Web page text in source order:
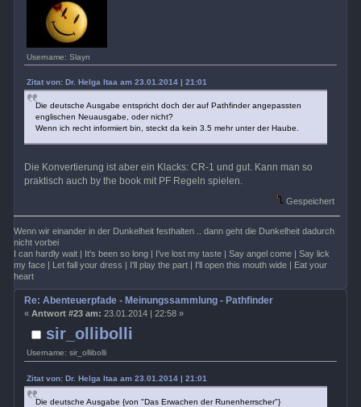
Username: Slayn
Zitat von: Dr. Helga Itaa am 23.01.2014 | 21:01
Die deutsche Ausgabe entspricht doch der auf Pathfinder angepassten
englischen Neuausgabe, oder nicht?
Wenn ich recht informiert bin, steckt da kein 3.5 mehr unter der Haube.
Die Konvertierung ist aber ein Klacks: CR-1 und gut. Kann man so
praktisch auch by the book mit PF Regeln spielen.
Gespeichert
Wenn wir einander in der Dunkelheit festhalten .. dann geht die Dunkelheit dadurch
nicht vorbei
I can hardly wait | It's been so long | I've lost my taste | Say angel come | Say lick
my face | Let fall your dress | I'll play the part | I'll open this mouth wide | Eat your
heart
sir_ollibolli
Username: sir_ollibolli
Re: Abenteuerpfade - Meinungssammlung - Pathfinder
« Antwort #23 am: 23.01.2014 | 22:58 »
Zitat von: Dr. Helga Itaa am 23.01.2014 | 21:01
Die deutsche Ausgabe {von "Das Erwachen der Runenherrscher"}